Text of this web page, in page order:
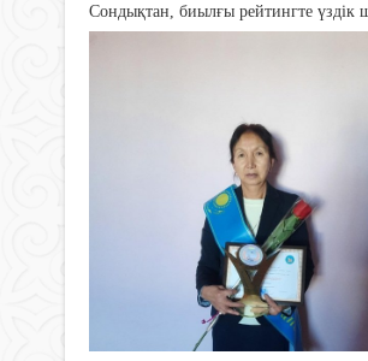
Сондықтан, биылғы рейтингте үздік